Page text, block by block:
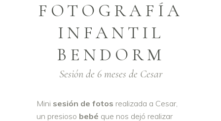
FOTOGRAFÍA
INFANTIL
BENDORM
Sesión de 6 meses de Cesar
Mini sesión de fotos realizada a Cesar,
un presioso bebé que nos dejó realizar